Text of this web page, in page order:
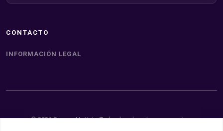
CONTACTO
INFORMACIÓN LEGAL
© 2026 Somos Noticia. Todos los derechos reservados.